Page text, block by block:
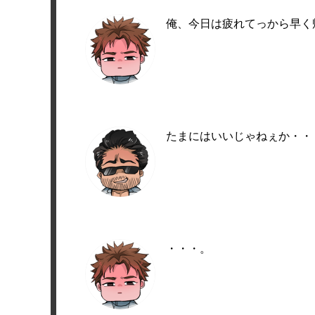
俺、今日は疲れてっから早く
たまにはいいじゃねぇか・・
・・・。